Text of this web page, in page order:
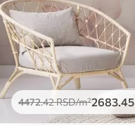
4472.42RSD/m²2683.45